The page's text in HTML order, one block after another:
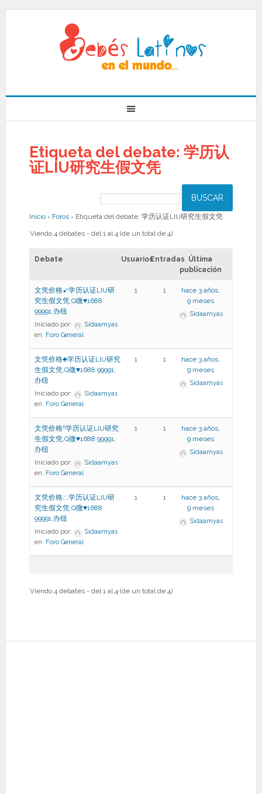
Etiqueta del debate: 学历认
证LIU研究生假文凭
Inicio › Foros › Etiqueta del debate: 学历认证LIU研究生假文凭
Viendo 4 debates - del 1 al 4 (de un total de 4)
Debate UsuariosEntradas Última
publicación
文凭价格➹学历认证LIU研
究生假文凭,Q微♥1688
99991,办纽
Iniciado por:
Sidaamyas
en: Foro General
1 1
hace 3 años,
9 meses
Sidaamyas
文凭价格♣学历认证LIU研究
生假文凭,Q微♥1688 99991,
办纽
Iniciado por:
Sidaamyas
en: Foro General
1 1
hace 3 años,
9 meses
Sidaamyas
文凭价格º学历认证LIU研究
生假文凭,Q微♥1688 99991,
办纽
Iniciado por:
Sidaamyas
en: Foro General
1 1
hace 3 años,
9 meses
Sidaamyas
文凭价格∴学历认证LIU研
究生假文凭,Q微♥1688
99991,办纽
Iniciado por:
Sidaamyas
en: Foro General
1 1
hace 3 años,
9 meses
Sidaamyas
Viendo 4 debates - del 1 al 4 (de un total de 4)